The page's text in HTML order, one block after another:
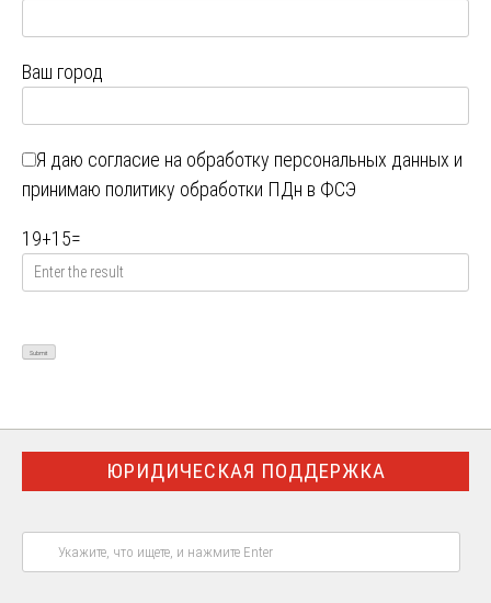
Ваш город
Я даю согласие на обработку персональных данных и
принимаю политику обработки ПДн в ФСЭ
19+15=
ЮРИДИЧЕСКАЯ ПОДДЕРЖКА